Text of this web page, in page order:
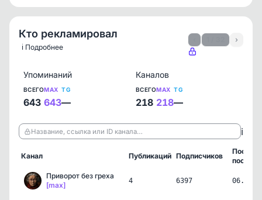
Кто рекламировал
ℹ️ Подробнее
›
Упоминаний
ВСЕГО
643
MAX
643
TG
—
Каналов
ВСЕГО
218
MAX
218
TG
—
Название, ссылка или ID канала… ℹ️
Канал Публикаций Подписчиков
пост
Приворот без греха
[max]
4 6397